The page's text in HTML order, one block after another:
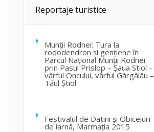
Reportaje turistice
Munții Rodnei: Tura la
rododendron și gențiene în
Parcul Național Munții Rodnei
prin Pasul Prislop – Șaua Stiol –
vârful Oncului, vârful Gărgălău –
Tăul Știol
Festivalul de Datini și Obiceiuri
de iarnă, Marmația 2015